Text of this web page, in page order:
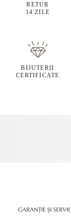
RETUR
14 ZILE
BIJUTERII
CERTIFICATE
GARANȚIE ȘI